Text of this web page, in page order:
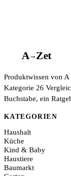
A→Zet
Produktwissen von A
Kategorie 26
Buchstabe, ein
KATEGORIEN
Haushalt
Küche
Kind & Baby
Haustiere
Baumarkt